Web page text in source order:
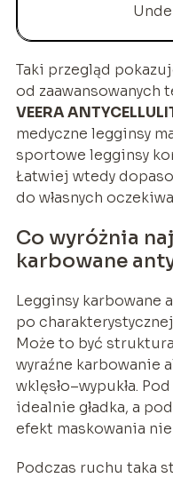
Taki przegląd
od
VEERA
medyczne legginsy
sportowe legginsy
Łatwiej wtedy
do własnych
Co wyróżnia
karbowane
Legginsy karbowane
po
Może to być
wyraźne karbowanie
wklęsło–wypukła.
idealnie gładka, a
efekt maskowania
Podczas ruchu taka